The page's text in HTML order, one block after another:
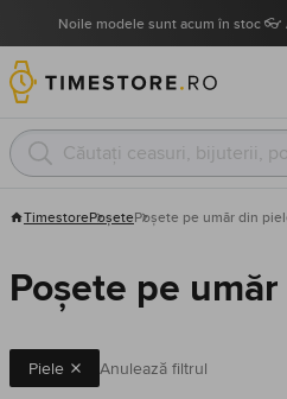
Noile modele sunt acum în stoc
TimestorePoșetePoșete pe umăr din
Poșete pe
Piele Anulează filtrul